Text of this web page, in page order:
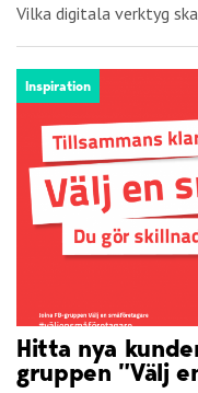
Vilka digitala verktyg
Inspiration
Hitta nya
gruppen ”Välj